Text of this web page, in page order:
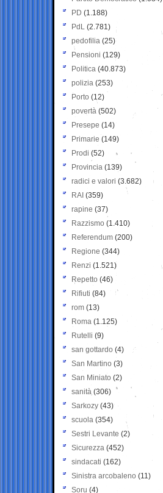
PD (1.188)
PdL (2.781)
pedofilia (25)
Pensioni (129)
Politica (40.873)
polizia (253)
Porto (12)
povertà (502)
Presepe (14)
Primarie (149)
Prodi (52)
Provincia (139)
radici e valori (3.682)
RAI (359)
rapine (37)
Razzismo (1.410)
Referendum (200)
Regione (344)
Renzi (1.521)
Repetto (46)
Rifiuti (84)
rom (13)
Roma (1.125)
Rutelli (9)
san gottardo (4)
San Martino (3)
San Miniato (2)
sanità (306)
Sarkozy (43)
scuola (354)
Sestri Levante (2)
Sicurezza (452)
sindacati (162)
Sinistra arcobaleno (11)
Soru (4)